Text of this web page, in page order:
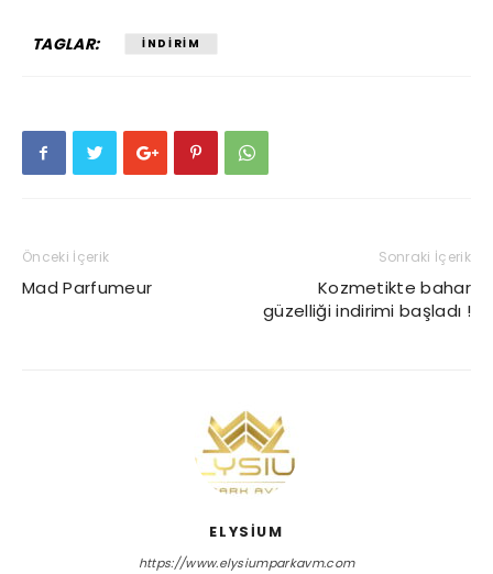
TAGLAR: INDIRIM
Önceki İçerik
Mad Parfumeur
Sonraki İçerik
Kozmetikte bahar
güzelliği indirimi başladı !
ELYSIUM
https://www.elysiumparkavm.com